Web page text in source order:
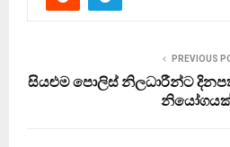
PREVIOUS
සියළුම පොලිස් නිලධාරීන්ට